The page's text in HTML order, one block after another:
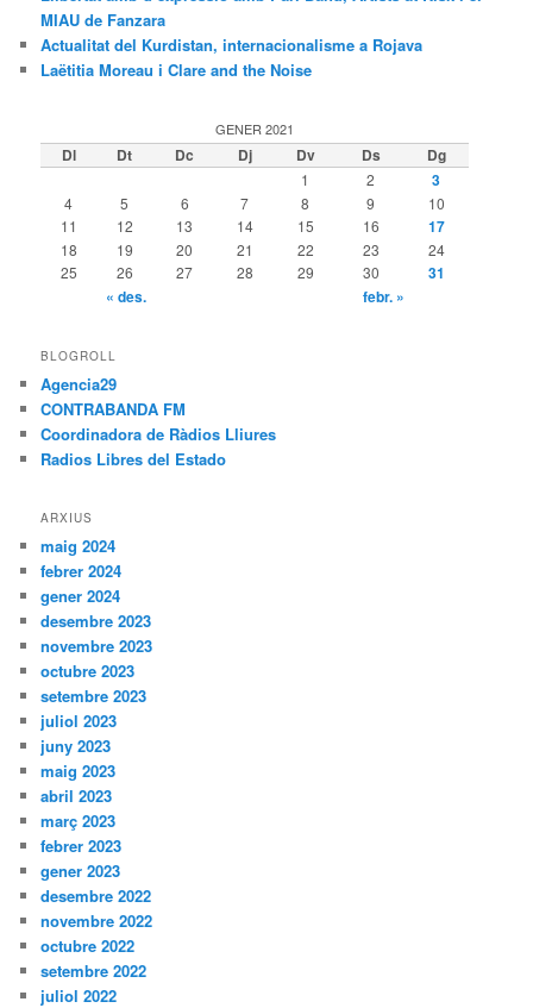
MIAU de Fanzara
Actualitat del Kurdistan, internacionalisme a Rojava
Laëtitia Moreau i Clare and the Noise
GENER 2021
Dl Dt Dc Dj Dv Ds Dg
1 2 3
4 5 6 7 8 9
10
11
12 13 14 15 16 17
18 19 20 21 22 23
24
25
26 27 28 29 30
31
« des.
febr. »
BLOGROLL
Agencia29
CONTRABANDA FM
Coordinadora de Ràdios Lliures
Radios Libres del Estado
ARXIUS
maig 2024
febrer 2024
gener 2024
desembre 2023
novembre 2023
octubre 2023
setembre 2023
juliol 2023
juny 2023
maig 2023
abril 2023
març 2023
febrer 2023
gener 2023
desembre 2022
novembre 2022
octubre 2022
setembre 2022
juliol 2022